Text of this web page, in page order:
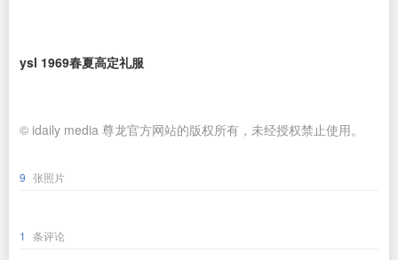
ysl 1969春夏高定礼服
© idaily media 尊龙官方网站的版权所有，未经授权禁止使用。
9 张照片
1 条评论